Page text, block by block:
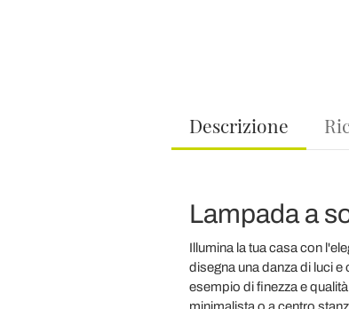
Descrizione
Lampada a
Illumina la tua casa con
disegna una danza di luci
esempio di finezza e